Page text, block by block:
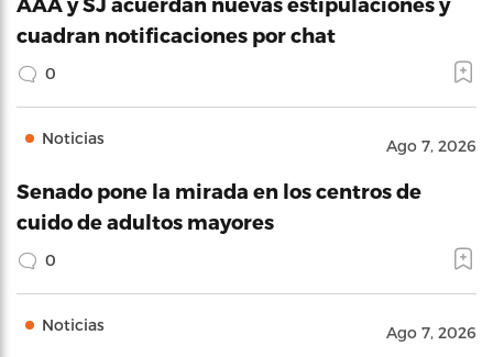
cuadran notificaciones por chat
0
Noticias Ago 7, 2026
Senado pone la mirada en los centros de
cuido de adultos mayores
0
Noticias Ago 7, 2026